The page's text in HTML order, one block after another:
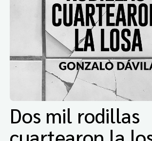
Dos mil rodillas